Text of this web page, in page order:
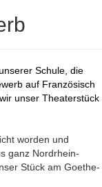
Schule, die
auf Französisch
unser Theaterstück
worden und
ganz Nordrhein-
Stück am Goethe-